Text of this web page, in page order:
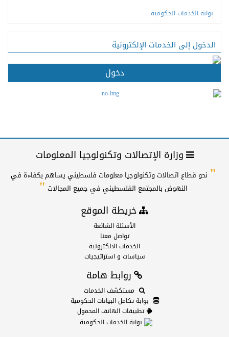
بوابة الخدمات الحكومية
الدخول إلى الخدمات الإلكترونية
دخول
وزارة الإتصالات وتكنولوجيا المعلومات
" نحو قطاع اتصالات وتكنولوجيا معلومات فلسطيني يساهم بكفاءة في
النهوض بالمجتمع الفلسطيني في جميع المجالات"
خريطة الموقع
الأسئلة الشائعة
تواصل معنا
الخدمات الالكترونية
سياسات و استراتيجيات
روابط هامة
مستكشف الخدمات
بوابة تكامل البيانات الحكومية
تطبيقات الهاتف المحمول
بوابة الخدمات الحكومية